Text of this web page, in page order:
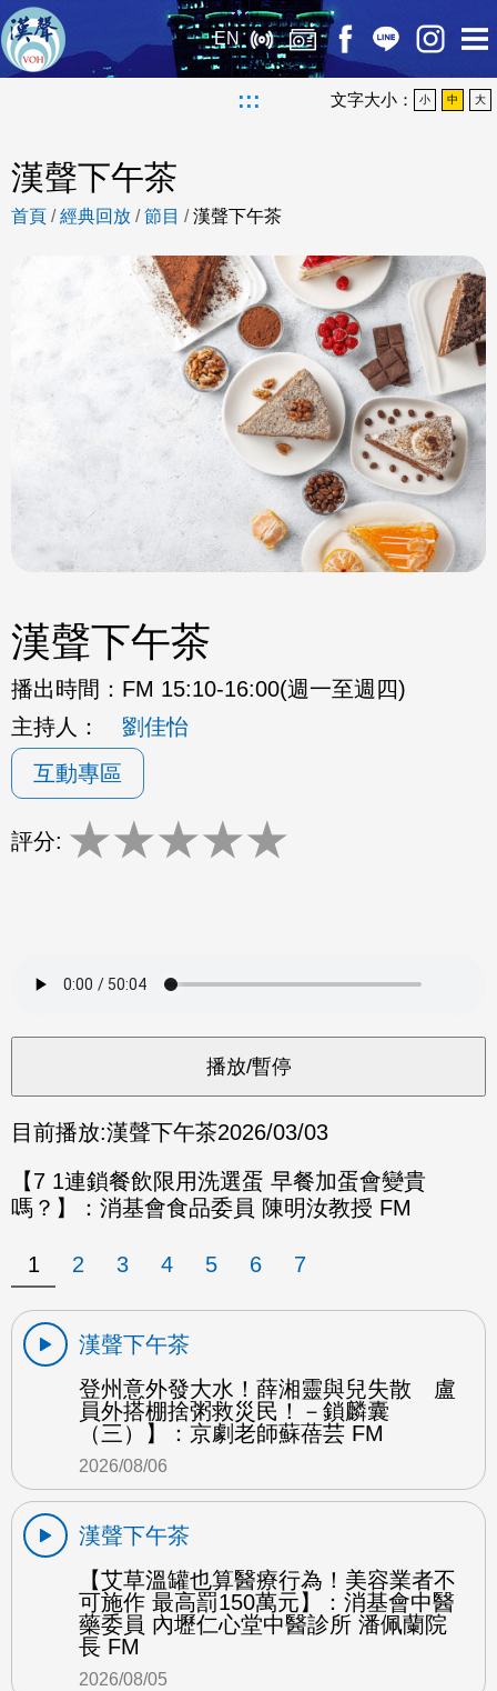
EN
::: 文字大小： 小 中 大
漢聲下午茶
首頁 /經典回放 /節目 /漢聲下午茶
漢聲下午茶
播出時間： FM 15:10-16:00(週一至週四)
主持人：
劉佳怡
互動專區
評分: ★★★★★
目前播放:漢聲下午茶2026/03/03
【7 1連鎖餐飲限用洗選蛋 早餐加蛋會變貴
嗎？】：消基會食品委員 陳明汝教授 FM
1 2 3 4 5 6 7
漢聲下午茶
登州意外發大水！薛湘靈與兒失散 盧
員外搭棚捨粥救災民！－鎖麟囊
（三）】：京劇老師蘇蓓芸 FM
2026/08/06
漢聲下午茶
【艾草溫罐也算醫療行為！美容業者不
可施作 最高罰150萬元】：消基會中醫
藥委員 內壢仁心堂中醫診所 潘佩蘭院
長 FM
2026/08/05